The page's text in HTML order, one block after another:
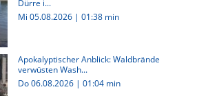
Dürre i...
Mi 05.08.2026 | 01:38 min
Apokalyptischer Anblick: Waldbrände
verwüsten Wash...
Do 06.08.2026 | 01:04 min